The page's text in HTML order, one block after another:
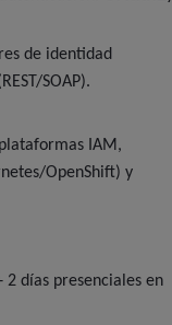
de identidad
SOAP).
IAM,
OpenShift) y
días presenciales en